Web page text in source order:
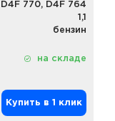
D4F 770, D4F 764
1,1
бензин
на складе
Купить в 1 клик